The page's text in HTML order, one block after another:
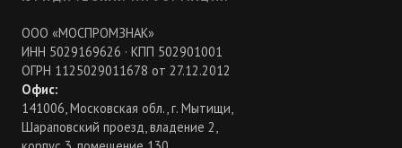
ООО «МОСПРОМЗНАК»
ИНН 5029169626 · КПП 502901001
ОГРН 1125029011678 от 27.12.2012
Офис:
141006, Московская обл., г. Мытищи,
Шараповский проезд, владение 2,